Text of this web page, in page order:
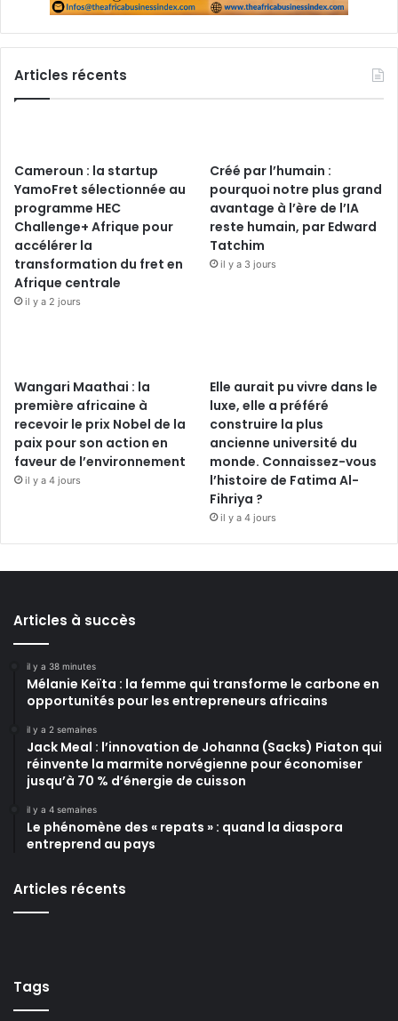
Articles récents
Cameroun : la startup
YamoFret sélectionnée au
programme HEC
Challenge+ Afrique pour
accélérer la
transformation du fret en
Afrique centrale
il y a 2 jours
Créé par l’humain :
pourquoi notre plus grand
avantage à l’ère de l’IA
reste humain, par Edward
Tatchim
il y a 3 jours
Wangari Maathai : la
première africaine à
recevoir le prix Nobel de la
paix pour son action en
faveur de l’environnement
il y a 4 jours
Elle aurait pu vivre dans le
luxe, elle a préféré
construire la plus
ancienne université du
monde. Connaissez-vous
l’histoire de Fatima Al-
Fihriya ?
il y a 4 jours
Articles à succès
il y a 38 minutes
Mélanie Keïta : la femme qui transforme le carbone en
opportunités pour les entrepreneurs africains
il y a 2 semaines
Jack Meal : l’innovation de Johanna (Sacks) Piaton qui
réinvente la marmite norvégienne pour économiser
jusqu’à 70 % d’énergie de cuisson
il y a 4 semaines
Le phénomène des « repats » : quand la diaspora
entreprend au pays
Articles récents
Tags